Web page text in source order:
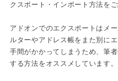
クスポート・インポート方法をご
アドオンでのエクスポートはメ
ルターやアドレス帳をまた別に
手間がかかってしまうため、筆
する方法をオススメしています。